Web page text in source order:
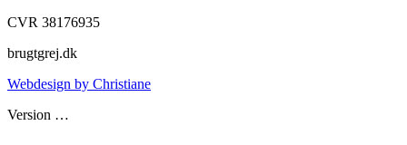
CVR 38176935
brugtgrej.dk
Webdesign by Christiane
Version …